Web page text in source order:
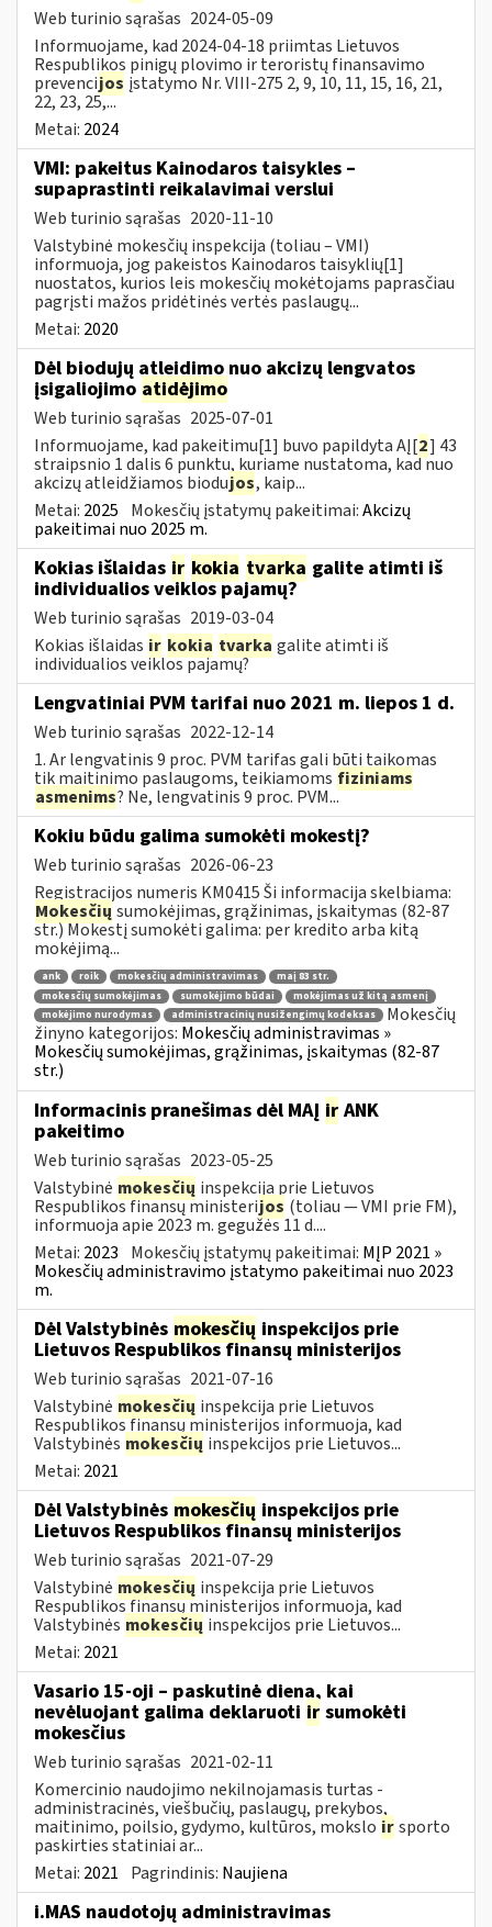
Web turinio sąrašas 2024-05-09
Informuojame, kad 2024-04-18 priimtas Lietuvos
Respublikos pinigų plovimo ir teroristų finansavimo
prevencijos įstatymo Nr. VIII-275 2, 9, 10, 11, 15, 16, 21,
22, 23, 25,...
Metai: 2024
VMI: pakeitus Kainodaros taisykles –
supaprastinti reikalavimai verslui
Web turinio sąrašas 2020-11-10
Valstybinė mokesčių inspekcija (toliau – VMI)
informuoja, jog pakeistos Kainodaros taisyklių[1]
nuostatos, kurios leis mokesčių mokėtojams paprasčiau
pagrįsti mažos pridėtinės vertės paslaugų...
Metai: 2020
Dėl biodujų atleidimo nuo akcizų lengvatos
įsigaliojimo atidėjimo
Web turinio sąrašas 2025-07-01
Informuojame, kad pakeitimu[1] buvo papildyta AĮ[2] 43
straipsnio 1 dalis 6 punktu, kuriame nustatoma, kad nuo
akcizų atleidžiamos biodujos, kaip...
Metai: 2025 Mokesčių įstatymų pakeitimai:Akcizų
pakeitimai nuo 2025 m.
Kokias išlaidas ir kokia tvarka galite atimti iš
individualios veiklos pajamų?
Web turinio sąrašas 2019-03-04
Kokias išlaidas ir kokia tvarka galite atimti iš
individualios veiklos pajamų?
Lengvatiniai PVM tarifai nuo 2021 m. liepos 1 d.
Web turinio sąrašas 2022-12-14
1. Ar lengvatinis 9 proc. PVM tarifas gali būti taikomas
tik maitinimo paslaugoms, teikiamoms fiziniams
asmenims? Ne, lengvatinis 9 proc. PVM...
Kokiu būdu galima sumokėti mokestį?
Web turinio sąrašas 2026-06-23
Registracijos numeris KM0415 Ši informacija skelbiama:
Mokesčių sumokėjimas, grąžinimas, įskaitymas (82-87
str.) Mokestį sumokėti galima: per kredito arba kitą
mokėjimą...
ank roik mokesčių administravimas
maį 83 str.
mokesčių sumokėjimas
sumokėjimo būdai
mokėjimas už kitą asmenį
mokėjimo nurodymas
administracinių nusižengimų kodeksas
Mokesčių
žinyno kategorijos: Mokesčių administravimas »
Mokesčių sumokėjimas, grąžinimas, įskaitymas (82-87
str.)
Informacinis pranešimas dėl MAĮ ir ANK
pakeitimo
Web turinio sąrašas 2023-05-25
Valstybinė mokesčių inspekcija prie Lietuvos
Respublikos finansų ministerijos (toliau — VMI prie FM),
informuoja apie 2023 m. gegužės 11 d....
Metai: 2023 Mokesčių įstatymų pakeitimai: MĮP 2021 »
Mokesčių administravimo įstatymo pakeitimai nuo 2023
m.
Dėl Valstybinės mokesčių inspekcijos prie
Lietuvos Respublikos finansų ministerijos
Web turinio sąrašas 2021-07-16
Valstybinė mokesčių inspekcija prie Lietuvos
Respublikos finansų ministerijos informuoja, kad
Valstybinės mokesčių inspekcijos prie Lietuvos...
Metai: 2021
Dėl Valstybinės mokesčių inspekcijos prie
Lietuvos Respublikos finansų ministerijos
Web turinio sąrašas 2021-07-29
Valstybinė mokesčių inspekcija prie Lietuvos
Respublikos finansų ministerijos informuoja, kad
Valstybinės mokesčių inspekcijos prie Lietuvos...
Metai: 2021
Vasario 15-oji – paskutinė diena, kai
nevėluojant galima deklaruoti ir sumokėti
mokesčius
Web turinio sąrašas 2021-02-11
Komercinio naudojimo nekilnojamasis turtas -
administracinės, viešbučių, paslaugų, prekybos,
maitinimo, poilsio, gydymo, kultūros, mokslo irsporto
paskirties statiniai ar...
Metai: 2021 Pagrindinis: Naujiena
i.MAS naudotojų administravimas